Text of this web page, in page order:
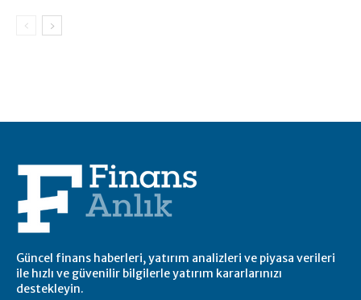
Güncel finans haberleri, yatırım analizleri ve piyasa verileri
ile hızlı ve güvenilir bilgilerle yatırım kararlarınızı
destekleyin.